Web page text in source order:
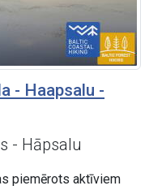
- Haapsalu -
- Hāpsalu
piemērots aktīviem